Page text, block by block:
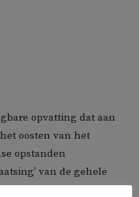
opvatting dat aan
oosten van het
opstanden
van de gehele
was.